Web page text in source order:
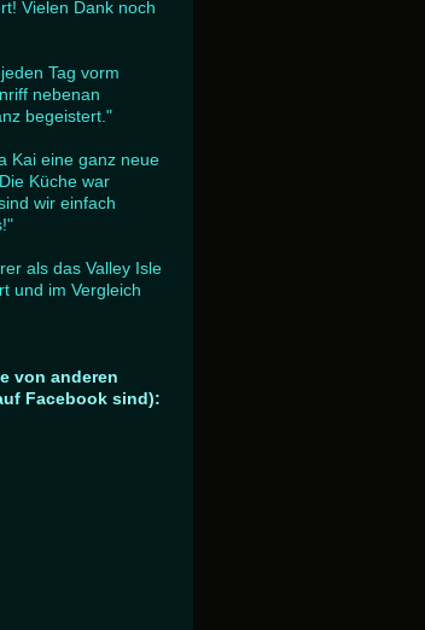
Vielen Dank noch
Tag vorm
nebenan
begeistert."
Kai eine ganz neue
Küche war
wir einfach
als das Valley Isle
und im Vergleich
von anderen
Facebook sind):